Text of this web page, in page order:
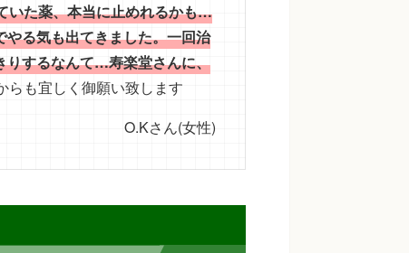
いた薬、本当に止めれるかも…
る気も出てきました。一回治
りするなんて…寿楽堂さんに、
らも宜しく御願い致します
O.Kさん(女性)